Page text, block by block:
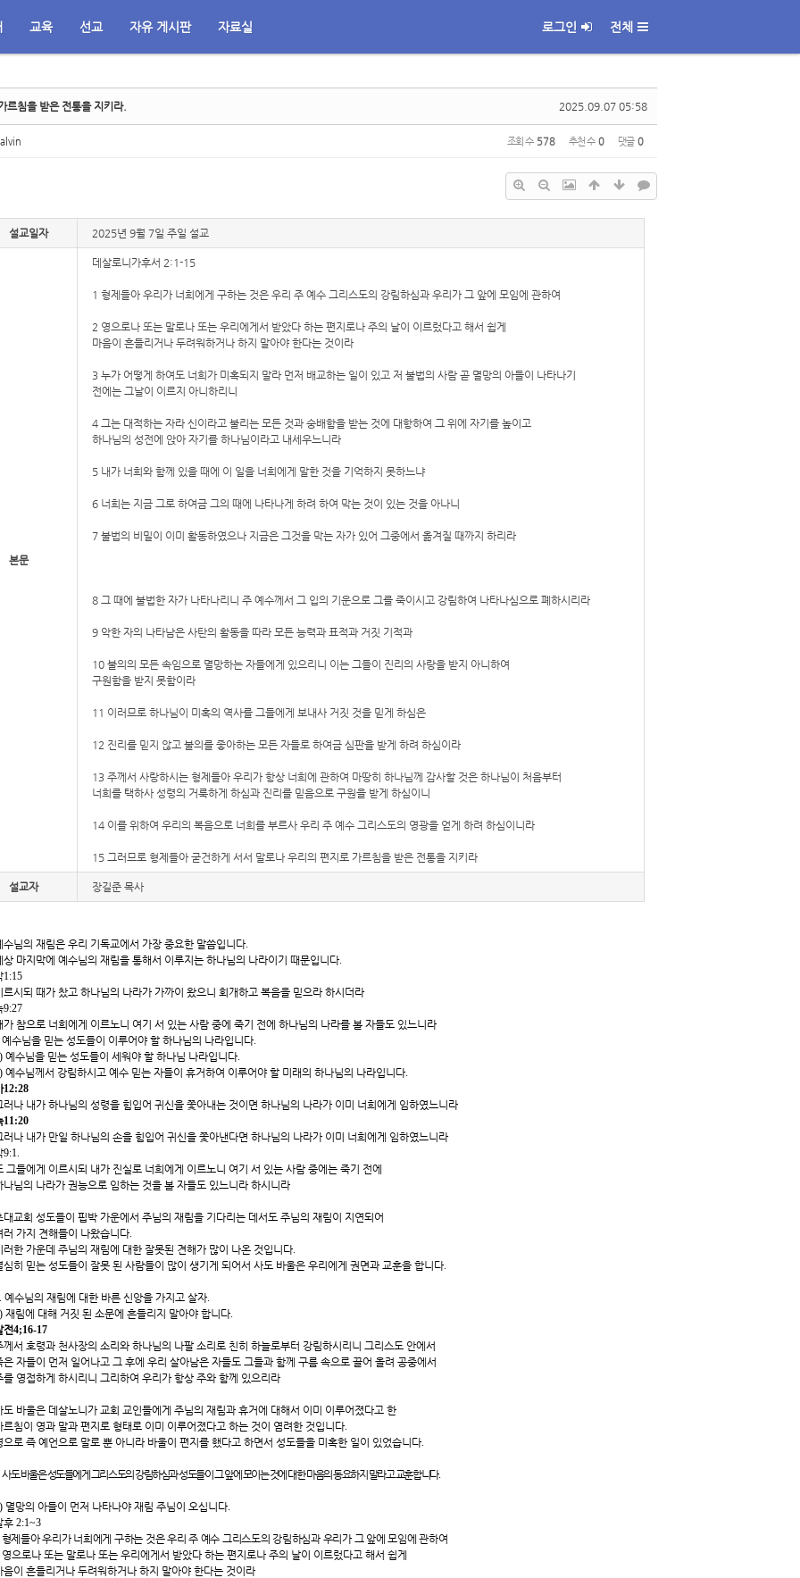
교육 선교 자유 게시판 자료실 로그인 전체
2025.09.07 05:58
르침을 받은 전통을 지키라.
조회 수 578 추천 수 0 댓글 0
설교일자 2025년 9월 7일 주일 설교
본문
데살로니가후서 2:1-15
1 형제들아 우리가 너희에게 구하는 것은 우리 주 예수 그리스도의 강림하심과 우리가 그 앞에 모임에 관하여
2 영으로나 또는 말로나 또는 우리에게서 받았다 하는 편지로나 주의 날이 이르렀다고 해서 쉽게
마음이 흔들리거나 두려워하거나 하지 말아야 한다는 것이라
3 누가 어떻게 하여도 너희가 미혹되지 말라 먼저 배교하는 일이 있고 저 불법의 사람 곧 멸망의 아들이 나타나기
전에는 그날이 이르지 아니하리니
4 그는 대적하는 자라 신이라고 불리는 모든 것과 숭배함을 받는 것에 대항하여 그 위에 자기를 높이고
하나님의 성전에 앉아 자기를 하나님이라고 내세우느니라
5 내가 너희와 함께 있을 때에 이 일을 너희에게 말한 것을 기억하지 못하느냐
6 너희는 지금 그로 하여금 그의 때에 나타나게 하려 하여 막는 것이 있는 것을 아나니
7 불법의 비밀이 이미 활동하였으나 지금은 그것을 막는 자가 있어 그중에서 옮겨질 때까지 하리라
8 그 때에 불법한 자가 나타나리니 주 예수께서 그 입의 기운으로 그를 죽이시고 강림하여 나타나심으로 폐하시리라
9 악한 자의 나타남은 사탄의 활동을 따라 모든 능력과 표적과 거짓 기적과
10 불의의 모든 속임으로 멸망하는 자들에게 있으리니 이는 그들이 진리의 사랑을 받지 아니하여
구원함을 받지 못함이라
11 이러므로 하나님이 미혹의 역사를 그들에게 보내사 거짓 것을 믿게 하심은
12 진리를 믿지 않고 불의를 좋아하는 모든 자들로 하여금 심판을 받게 하려 하심이라
13 주께서 사랑하시는 형제들아 우리가 항상 너희에 관하여 마땅히 하나님께 감사할 것은 하나님이 처음부터
너희를 택하사 성령의 거룩하게 하심과 진리를 믿음으로 구원을 받게 하심이니
14 이를 위하여 우리의 복음으로 너희를 부르사 우리 주 예수 그리스도의 영광을 얻게 하려 하심이니라
15 그러므로 형제들아 굳건하게 서서 말로나 우리의 편지로 가르침을 받은 전통을 지키라
설교자 장길준 목사
수님의 재림은 우리 기독교에서 가장 중요한 말씀입니다.
상 마지막에 예수님의 재림을 통해서 이루지는 하나님의 나라이기 때문입니다.
1:15
르시되 때가 찼고 하나님의 나라가 가까이 왔으니 회개하고 복음을 믿으라 하시더라
9:27
가 참으로 너희에게 이르노니 여기 서 있는 사람 중에 죽기 전에 하나님의 나라를 볼 자들도 있느니라
예수님을 믿는 성도들이 이루어야 할 하나님의 나라입니다.
예수님을 믿는 성도들이 세워야 할 하나님 나라입니다.
예수님께서 강림하시고 예수 믿는 자들이 휴거하여 이루어야 할 미래의 하나님의 나라입니다.
12:28
러나 내가 하나님의 성령을 힘입어 귀신을 쫓아내는 것이면 하나님의 나라가 이미 너희에게 임하였느니라
11:20
러나 내가 만일 하나님의 손을 힘입어 귀신을 쫓아낸다면 하나님의 나라가 이미 너희에게 임하였느니라
9:1.
그들에게 이르시되 내가 진실로 너희에게 이르노니 여기 서 있는 사람 중에는 죽기 전에
나님의 나라가 권능으로 임하는 것을 볼 자들도 있느니라 하시니라
대교회 성도들이 핍박 가운에서 주님의 재림을 기다리는 데서도 주님의 재림이 지연되어
러 가지 견해들이 나왔습니다.
러한 가운데 주님의 재림에 대한 잘못된 견해가 많이 나온 것입니다.
심히 믿는 성도들이 잘못 된 사람들이 많이 생기게 되어서 사도 바울은 우리에게 권면과 교훈을 합니다.
예수님의 재림에 대한 바른 신앙을 가지고 살자.
재림에 대해 거짓 된 소문에 흔들리지 말아야 합니다.
전4;16-17
께서 호령과 천사장의 소리와 하나님의 나팔 소리로 친히 하늘로부터 강림하시리니 그리스도 안에서
은 자들이 먼저 일어나고 그 후에 우리 살아남은 자들도 그들과 함께 구름 속으로 끌어 올려 공중에서
를 영접하게 하시리니 그리하여 우리가 항상 주와 함께 있으리라
도 바울은 데살노니가 교회 교인들에게 주님의 재림과 휴거에 대해서 이미 이루어졌다고 한
르침이 영과 말과 편지로 형태로 이미 이루어졌다고 하는 것이 염려한 것입니다.
으로 즉 예언으로 말로 뿐 아니라 바울이 편지를 했다고 하면서 성도들을 미혹한 일이 있었습니다.
사도 바울은 성도들에게 그리스도의 강림하심과 성도들이 그 앞에 모이는 것에 대한 마음의 동요하지 말라고 교훈합니다.
멸망의 아들이 먼저 나타나야 재림 주님이 오십니다.
후 2:1~3
형제들아 우리가 너희에게 구하는 것은 우리 주 예수 그리스도의 강림하심과 우리가 그 앞에 모임에 관하여
영으로나 또는 말로나 또는 우리에게서 받았다 하는 편지로나 주의 날이 이르렀다고 해서 쉽게
음이 흔들리거나 두려워하거나 하지 말아야 한다는 것이라